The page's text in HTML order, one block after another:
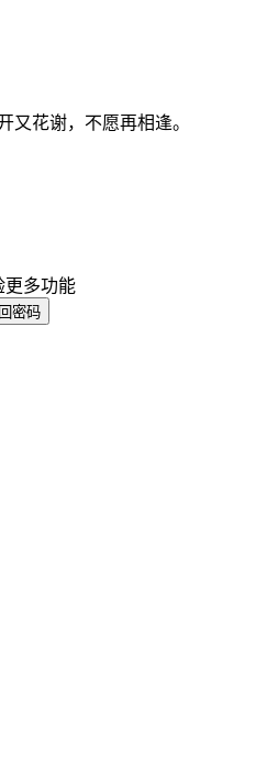
又花谢，不愿再相逢。
更多功能
密码